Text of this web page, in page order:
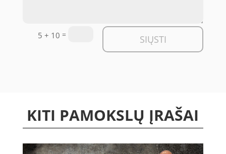
5 + 10 = SIŲSTI
KITI PAMOKSLŲ ĮRAŠAI